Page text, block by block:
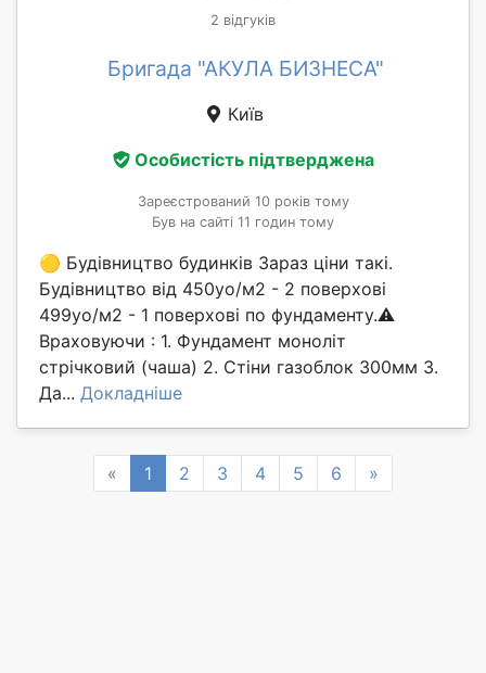
2 відгуків
Бригада "АКУЛА БИЗНЕСА"
Київ
Особистість підтверджена
Зареєстрований 10 років тому
Був на сайті 11 годин тому
🟡 Будівництво будинків Зараз ціни такі.
Будівництво від 450уо/м2 - 2 поверхові
499уо/м2 - 1 поверхові по фундаменту.⚠️
Враховуючи : 1. Фундамент моноліт
стрічковий (чаша) 2. Стіни газоблок 300мм 3.
Да... Докладніше
« Previous
1 2 3 4 5 6 »